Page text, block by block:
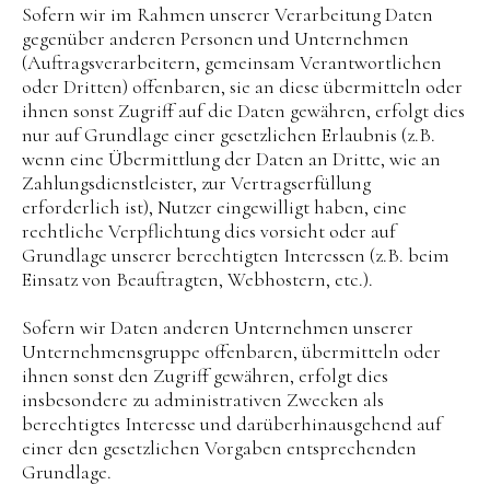
Sofern wir im Rahmen unserer Verarbeitung Daten
gegenüber anderen Personen und Unternehmen
(Auftragsverarbeitern, gemeinsam Verantwortlichen
oder Dritten) offenbaren, sie an diese übermitteln oder
ihnen sonst Zugriff auf die Daten gewähren, erfolgt dies
nur auf Grundlage einer gesetzlichen Erlaubnis (z.B.
wenn eine Übermittlung der Daten an Dritte, wie an
Zahlungsdienstleister, zur Vertragserfüllung
erforderlich ist), Nutzer eingewilligt haben, eine
rechtliche Verpflichtung dies vorsieht oder auf
Grundlage unserer berechtigten Interessen (z.B. beim
Einsatz von Beauftragten, Webhostern, etc.).
Sofern wir Daten anderen Unternehmen unserer
Unternehmensgruppe offenbaren, übermitteln oder
ihnen sonst den Zugriff gewähren, erfolgt dies
insbesondere zu administrativen Zwecken als
berechtigtes Interesse und darüberhinausgehend auf
einer den gesetzlichen Vorgaben entsprechenden
Grundlage.